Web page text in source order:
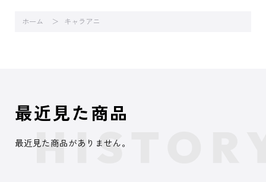
ホーム キャラアニ
最近見た商品
最近見た商品がありません。